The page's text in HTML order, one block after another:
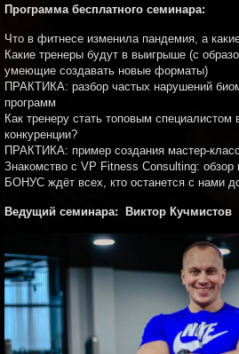
Программа бесплатного семинара:
Что в фитнесе изменила пандемия, а
Какие тренеры будут в выигрыше (с
умеющие создавать новые форматы)
ПРАКТИКА: разбор частых нарушений
программ
Как тренеру стать топовым специалистом
конкуренции?
ПРАКТИКА: пример создания мастер-
Знакомство с VP Fitness Consulting: обзор
БОНУС ждёт всех, кто останется с нами
Ведущий семинара: Виктор Кучмистов